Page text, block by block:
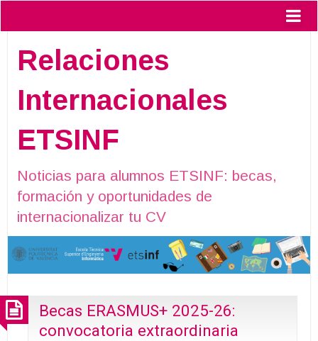
Relaciones
Internacionales
ETSINF
Noticias para alumnos ETSINF: becas,
formación y oportunidades de
internacionalizar tu CV
Becas ERASMUS+ 2025-26:
convocatoria extraordinaria